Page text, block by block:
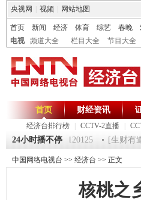
央视网 视频 网站地图
首页 新闻 经济 体育 综艺 春晚
电视
频道大全 栏目大全 节目大全
首页
经济台排行榜 CCTV-2直播
财经资讯
24小时播不停
一时间》 20120125 [生财有道]大
中国网络电视台 >> 经济台 >> 正文
核桃之